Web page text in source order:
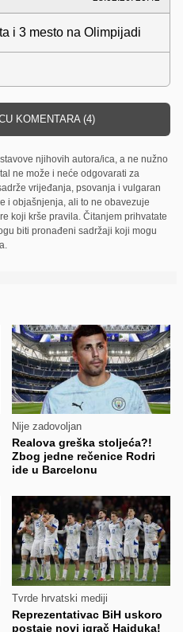
i 3 mesto na Olimpijadi
KOMENTARA (4)
njihovih autora/ica, a ne nužno
ne može i neće odgovarati za
vrijeđanja, psovanja i vulgaran
i objašnjenja, ali to ne obavezuje
koji krše pravila. Čitanjem prihvatate
biti pronađeni sadržaji koji mogu
Nije zadovoljan
Realova greška stoljeća?!
Zbog jedne rečenice Rodri
ide u Barcelonu
Tvrde hrvatski mediji
Reprezentativac BiH uskoro
postaje novi igrač Hajduka!